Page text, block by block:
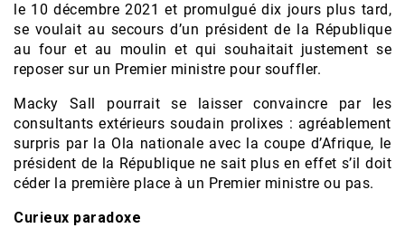
le 10 décembre 2021 et promulgué dix jours plus tard,
se voulait au secours d’un président de la République
au four et au moulin et qui souhaitait justement se
reposer sur un Premier ministre pour souffler.
Macky Sall pourrait se laisser convaincre par les
consultants extérieurs soudain prolixes : agréablement
surpris par la Ola nationale avec la coupe d’Afrique, le
président de la République ne sait plus en effet s’il doit
céder la première place à un Premier ministre ou pas.
Curieux paradoxe